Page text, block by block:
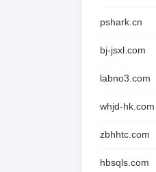
pshark.cn
bj-jsxl.com
labno3.com
whjd-hk.com
zbhhtc.com
hbsqls.com